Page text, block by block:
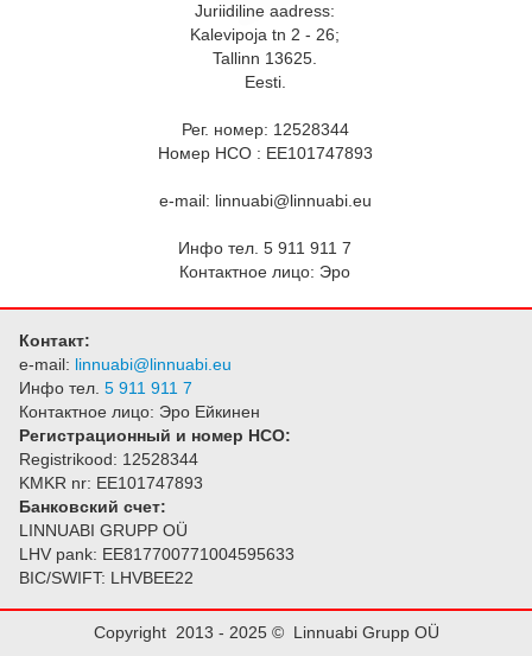
Juriidiline aadress:
Kalevipoja tn 2 - 26;
Tallinn 13625.
Eesti.
Рег. номер: 12528344
Номер НСО : EE101747893
e-mail: linnuabi@linnuabi.eu
Инфо тел. 5 911 911 7
Контактное лицо: Эро
Контакт:
e-mail: linnuabi@linnuabi.eu
Инфо тел. 5 911 911 7
Контактное лицо: Эро Ейкинен
Регистрационный и номер НСО:
Registrikood: 12528344
KMKR nr: EE101747893
Банковский счет:
LINNUABI GRUPP OÜ
LHV pank: EE817700771004595633
BIC/SWIFT: LHVBEE22
Copyright 2013 - 2025 © Linnuabi Grupp OÜ